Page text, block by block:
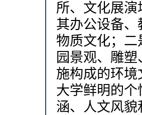
所、文化展
其办公设备
物质文化；
园景观、雕
施构成的环
大学鲜明的
涵、人文风